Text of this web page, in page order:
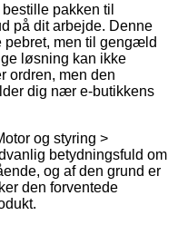
pakken til
på dit arbejde. Denne
pebret, men til gengæld
løsning kan ikke
ordren, men den
dig nær e-butikkens
og styring >
betydningsfuld om
og af den grund er
den forventede